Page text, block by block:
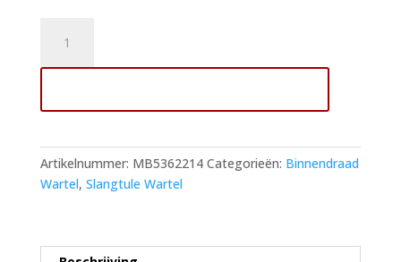
Slangtule
met
50
mm
x
Artikelnummer: MB5362214 Categorieën: Binnendraad
Wartel, Slangtule Wartel